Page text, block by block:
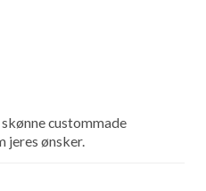
custommade
jeres ønsker.